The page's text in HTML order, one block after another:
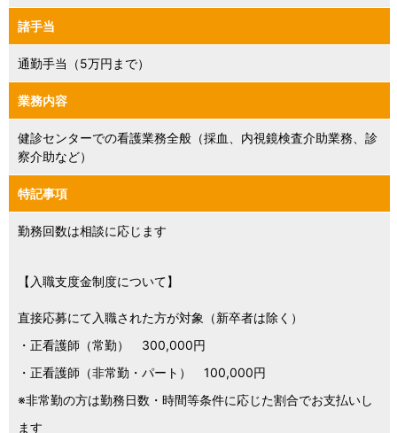
諸手当
通勤手当（5万円まで）
業務内容
健診センターでの看護業務全般（採血、内視鏡検査介助業務、診
察介助など）
特記事項
勤務回数は相談に応じます
【入職支度金制度について】
直接応募にて入職された方が対象（新卒者は除く）
・正看護師（常勤） 300,000円
・正看護師（非常勤・パート） 100,000円
※非常勤の方は勤務日数・時間等条件に応じた割合でお支払いし
ます